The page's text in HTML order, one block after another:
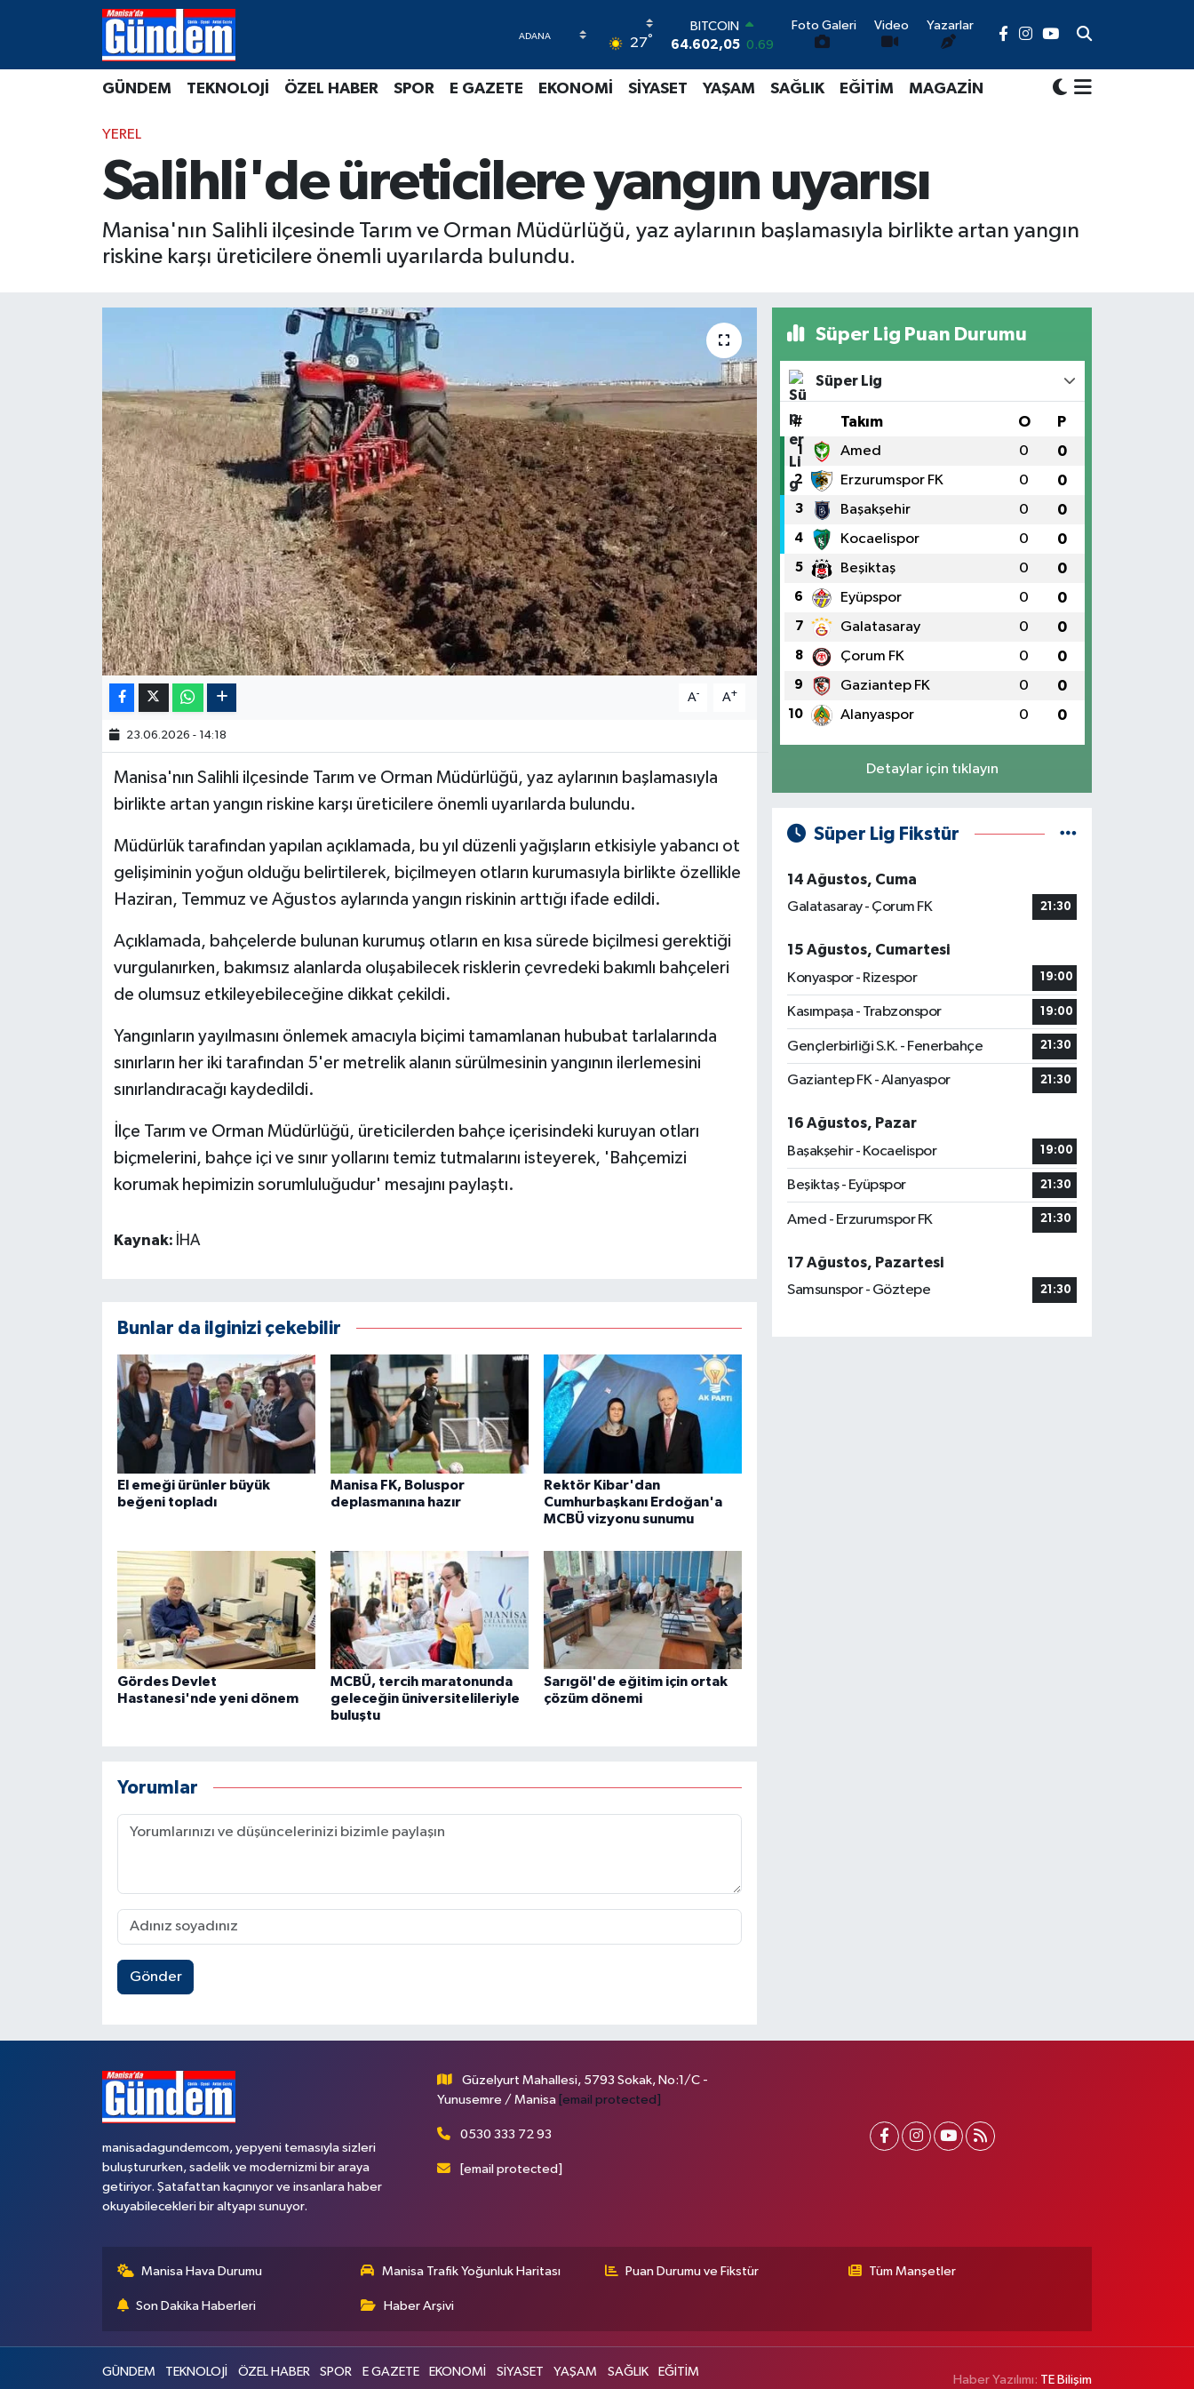
27°
BITCOIN
64.602,05 0.69
47,6006
0.06
GRAM ALTIN
6513.94
BİST100
13.768
48
Foto Galeri Video Yazarlar
GÜNDEM TEKNOLOJİ ÖZEL HABER SPOR E GAZETE EKONOMİ SİYASET YAŞAM SAĞLIK EĞİTİM MAGAZİN
YEREL
Salihli'de üreticilere yangın uyarısı
Manisa'nın Salihli ilçesinde Tarım ve Orman Müdürlüğü, yaz aylarının başlamasıyla birlikte artan yangın
riskine karşı üreticilere önemli uyarılarda bulundu.
A- A+
23.06.2026 - 14:18
Manisa'nın Salihli ilçesinde Tarım ve Orman Müdürlüğü, yaz aylarının başlamasıyla
birlikte artan yangın riskine karşı üreticilere önemli uyarılarda bulundu.
Müdürlük tarafından yapılan açıklamada, bu yıl düzenli yağışların etkisiyle yabancı ot
gelişiminin yoğun olduğu belirtilerek, biçilmeyen otların kurumasıyla birlikte özellikle
Haziran, Temmuz ve Ağustos aylarında yangın riskinin arttığı ifade edildi.
Açıklamada, bahçelerde bulunan kurumuş otların en kısa sürede biçilmesi gerektiği
vurgulanırken, bakımsız alanlarda oluşabilecek risklerin çevredeki bakımlı bahçeleri
de olumsuz etkileyebileceğine dikkat çekildi.
Yangınların yayılmasını önlemek amacıyla biçimi tamamlanan hububat tarlalarında
sınırların her iki tarafından 5'er metrelik alanın sürülmesinin yangının ilerlemesini
sınırlandıracağı kaydedildi.
İlçe Tarım ve Orman Müdürlüğü, üreticilerden bahçe içerisindeki kuruyan otları
biçmelerini, bahçe içi ve sınır yollarını temiz tutmalarını isteyerek, 'Bahçemizi
korumak hepimizin sorumluluğudur' mesajını paylaştı.
Kaynak: İHA
Bunlar da ilginizi çekebilir
El emeği ürünler büyük
beğeni topladı
Manisa FK, Boluspor
deplasmanına hazır
Rektör Kibar'dan
Cumhurbaşkanı Erdoğan'a
MCBÜ vizyonu sunumu
Gördes Devlet
Hastanesi'nde yeni dönem
MCBÜ, tercih maratonunda
geleceğin üniversitelileriyle
buluştu
Sarıgöl'de eğitim için ortak
çözüm dönemi
Yorumlar
Gönder
Süper Lig Puan Durumu
Süper Lig
# Takım O P
1 Amed 0 0
2 Erzurumspor FK 0 0
3 Başakşehir 0 0
4 Kocaelispor 0 0
5 Beşiktaş 0 0
6 Eyüpspor 0 0
7 Galatasaray 0 0
8 Çorum FK 0 0
9 Gaziantep FK 0 0
10 Alanyaspor 0 0
Detaylar için tıklayın
Süper Lig Fikstür
14 Ağustos, Cuma
Galatasaray - Çorum FK
21:30
15 Ağustos, Cumartesi
Konyaspor - Rizespor
19:00
Kasımpaşa - Trabzonspor 19:00
Gençlerbirliği S.K. - Fenerbahçe 21:30
Gaziantep FK - Alanyaspor 21:30
16 Ağustos, Pazar
Başakşehir - Kocaelispor
19:00
Beşiktaş - Eyüpspor 21:30
Amed - Erzurumspor FK 21:30
17 Ağustos, Pazartesi
Samsunspor - Göztepe
21:30
manisadagundemcom, yepyeni temasıyla sizleri
buluştururken, sadelik ve modernizmi bir araya
getiriyor. Şatafattan kaçınıyor ve insanlara haber
okuyabilecekleri bir altyapı sunuyor.
Güzelyurt Mahallesi, 5793 Sokak, No:1/C -
Yunusemre / Manisa [email protected]
0530 333 72 93
[email protected]
Manisa Hava Durumu Manisa Trafik Yoğunluk Haritası Puan Durumu ve Fikstür Tüm Manşetler
Son Dakika Haberleri Haber Arşivi
GÜNDEM TEKNOLOJİ ÖZEL HABER SPOR E GAZETE EKONOMİ SİYASET YAŞAM SAĞLIK EĞİTİM
Haber Yazılımı: TE Bilişim
Manisa Hava Durumu
Süper Lig Puan Durumu ve Fikstür
Tüm Manşetler
Son Dakika Haberleri